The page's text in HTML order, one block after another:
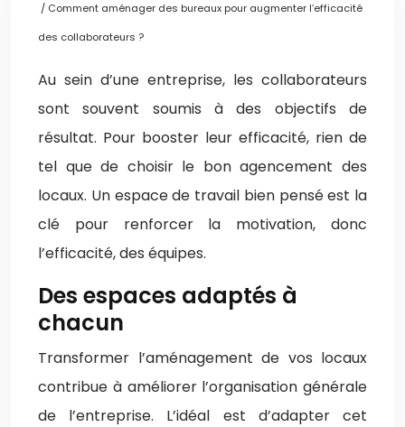
/ Comment aménager des bureaux pour augmenter l’efficacité
des collaborateurs ?
Au sein d’une entreprise, les collaborateurs
sont souvent soumis à des objectifs de
résultat. Pour booster leur efficacité, rien de
tel que de choisir le bon agencement des
locaux. Un espace de travail bien pensé est la
clé pour renforcer la motivation, donc
l’efficacité, des équipes.
Des espaces adaptés à
chacun
Transformer l’aménagement de vos locaux
contribue à améliorer l’organisation générale
de l’entreprise. L’idéal est d’adapter cet